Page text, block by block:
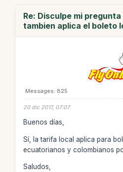
Re: Disculpe mi
tambien aplica el boleto
Messages: 825
20 dic 2017, 07:07
Buenos días,
Sí, la tarifa local aplica para
ecuatorianos y colombianos
Saludos,